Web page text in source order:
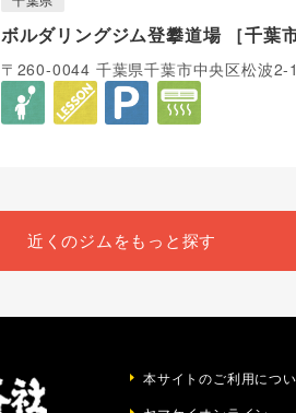
ボルダリングジム登攀道場 ［千葉市
〒260-0044 千葉県千葉市中央区松波2-
本サイトのご利用につ